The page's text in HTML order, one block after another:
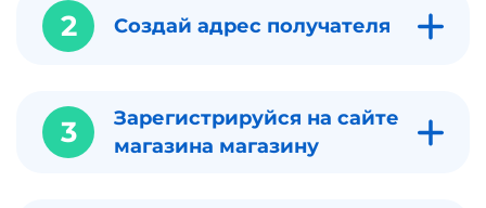
2 Создай адрес получателя
3
Зарегистрируйся на сайте
магазина магазину